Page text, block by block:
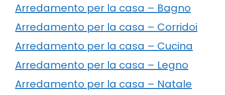
Arredamento per la casa – Bagno
Arredamento per la casa – Corridoi
Arredamento per la casa – Cucina
Arredamento per la casa – Legno
Arredamento per la casa – Natale